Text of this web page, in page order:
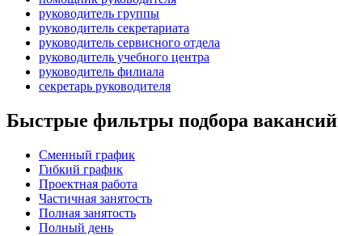
руководитель группы
руководитель секретариата
руководитель сервисного отдела
руководитель учебного центра
руководитель филиала
секретарь руководителя
Быстрые фильтры подбора вакансий
Сменный график
Гибкий график
Проектная работа
Частичная занятость
Полная занятость
Полный день